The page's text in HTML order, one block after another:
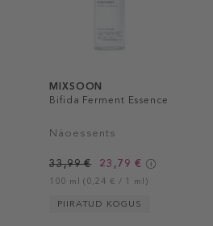
MIXSOON
Bifida Ferment Essence
Näoessents
33,99 € 23,79 €
100 ml (0,24 € / 1 ml)
PIIRATUD KOGUS